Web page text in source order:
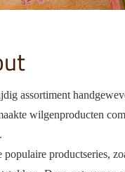
assortiment
wilgenproducten
productseries,